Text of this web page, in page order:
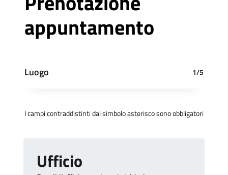
appuntamento
Luogo 1/5
I campi contraddistinti dal simbolo asterisco sono obbligatori
Ufficio